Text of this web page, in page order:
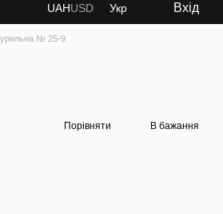
UAHUSD Укр Вхід
№ 25-9
Порівняти В бажання